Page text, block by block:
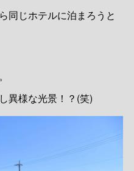
同じホテルに泊まろうと
異様な光景！？(笑)